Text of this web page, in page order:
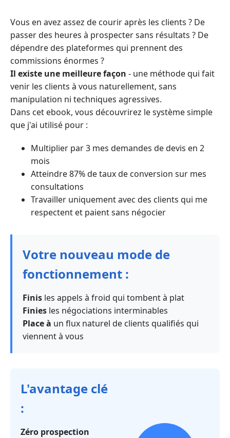
Vous en avez assez de courir après les clients ? De
passer des heures à prospecter sans résultats ? De
dépendre des plateformes qui prennent des
commissions énormes ?
Il existe une meilleure façon - une méthode qui fait
venir les clients à vous naturellement, sans
manipulation ni techniques agressives.
Dans cet ebook, vous découvrirez le système simple
que j'ai utilisé pour :
Multiplier par 3 mes demandes de devis en 2
mois
Atteindre 87% de taux de conversion sur mes
consultations
Travailler uniquement avec des clients qui me
respectent et paient sans négocier
Votre nouveau mode de
fonctionnement :
Finis les appels à froid qui tombent à plat
Finies les négociations interminables
Place à un flux naturel de clients qualifiés qui
viennent à vous
L'avantage clé
:
Zéro prospection